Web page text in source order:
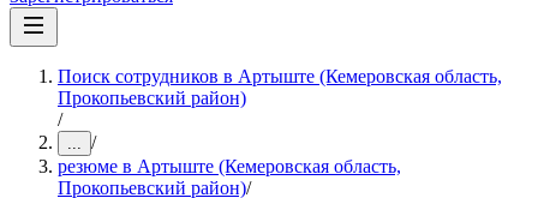
Поиск сотрудников в Артыште (Кемеровская область,
Прокопьевский район)
/
... /
резюме в Артыште (Кемеровская область,
Прокопьевский район)/